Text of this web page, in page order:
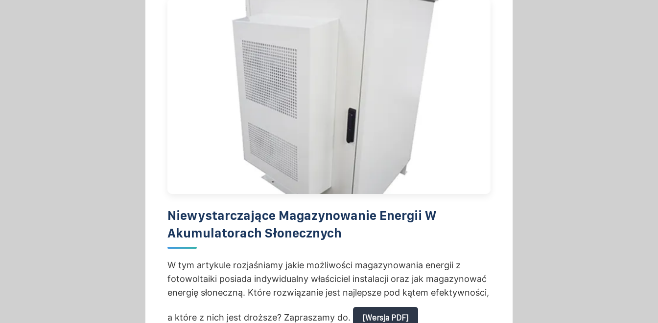
Niewystarczające Magazynowanie Energii W
Akumulatorach Słonecznych
W tym artykule rozjaśniamy jakie możliwości magazynowania energii z
fotowoltaiki posiada indywidualny właściciel instalacji oraz jak magazynować
energię słoneczną. Które rozwiązanie jest najlepsze pod kątem efektywności,
a które z nich jest droższe? Zapraszamy do. [Wersja PDF]